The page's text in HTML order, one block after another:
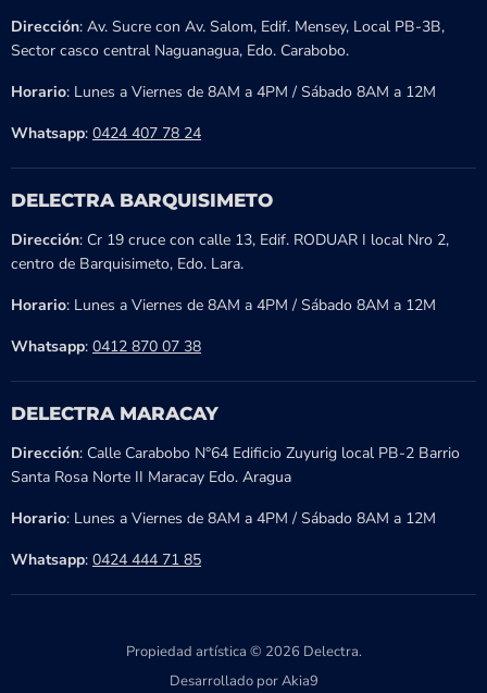
Dirección: Av. Sucre con Av. Salom, Edif. Mensey, Local PB-3B,
Sector casco central Naguanagua, Edo. Carabobo.
Horario: Lunes a Viernes de 8AM a 4PM / Sábado 8AM a 12M
Whatsapp: 0424 407 78 24
DELECTRA BARQUISIMETO
Dirección: Cr 19 cruce con calle 13, Edif. RODUAR I local Nro 2,
centro de Barquisimeto, Edo. Lara.
Horario: Lunes a Viernes de 8AM a 4PM / Sábado 8AM a 12M
Whatsapp: 0412 870 07 38
DELECTRA MARACAY
Dirección: Calle Carabobo N°64 Edificio Zuyurig local PB-2 Barrio
Santa Rosa Norte II Maracay Edo. Aragua
Horario: Lunes a Viernes de 8AM a 4PM / Sábado 8AM a 12M
Whatsapp: 0424 444 71 85
Propiedad artística © 2026 Delectra.
Desarrollado por Akia9